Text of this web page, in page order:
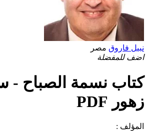
نبيل فاروق مصر
اضف للمفضلة
كتاب نسمة الصباح -
زهور PDF
المؤلف :